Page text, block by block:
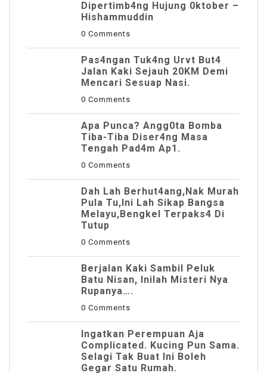
Dipertimb4ng Hujung 0ktober –
Hishammuddin
0 Comments
Pas4ngan Tuk4ng Urvt But4
JaIan Kaki Sejauh 20KM Demi
Mencari Sesuap Nasi.
0 Comments
Apa Punca? Angg0ta Bomba
Tiba-Tiba Diser4ng Masa
Tengah Pad4m Ap1.
0 Comments
Dah Lah Berhut4ang,Nak Murah
Pula Tu,Ini Lah Sikap Bangsa
Melayu,Bengkel Terpaks4 Di
Tutup
0 Comments
Berjalan Kaki Sambil Peluk
Batu Nisan, Inilah Misteri Nya
Rupanya….
0 Comments
Ingatkan Perempuan Aja
Complicated. Kucing Pun Sama.
Selagi Tak Buat Ini Boleh
Gegar Satu Rumah.